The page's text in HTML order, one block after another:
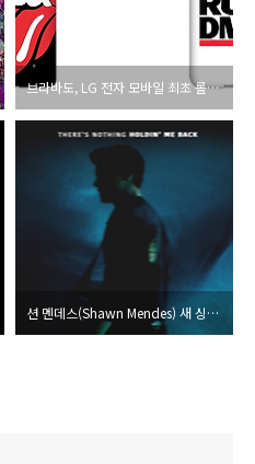
브라바도, LG 전자 모바일 최초 롤링스톤스·RUN DMC 로고 케이스 선봬
션 멘데스(Shawn Mendes) 새 싱글 ‘There’s Nothing Holding Me Back’ 발매